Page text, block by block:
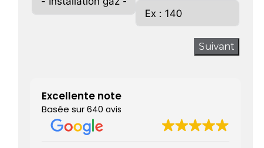
Suivant
Excellente note
Basée sur 640 avis